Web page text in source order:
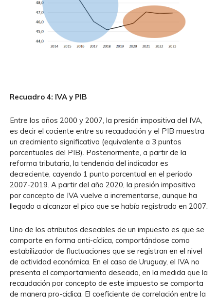
Recuadro 4: IVA y PIB
Entre los años 2000 y 2007, la presión impositiva del IVA,
es decir el cociente entre su recaudación y el PIB muestra
un crecimiento significativo (equivalente a 3 puntos
porcentuales del PIB). Posteriormente, a partir de la
reforma tributaria, la tendencia del indicador es
decreciente, cayendo 1 punto porcentual en el período
2007-2019. A partir del año 2020, la presión impositiva
por concepto de IVA vuelve a incrementarse, aunque ha
llegado a alcanzar el pico que se había registrado en 2007.
Uno de los atributos deseables de un impuesto es que se
comporte en forma anti-cíclica, comportándose como
estabilizador de fluctuaciones que se registran en el nivel
de actividad económica. En el caso de Uruguay, el IVA no
presenta el comportamiento deseado, en la medida que la
recaudación por concepto de este impuesto se comporta
de manera pro-cíclica. El coeficiente de correlación entre la